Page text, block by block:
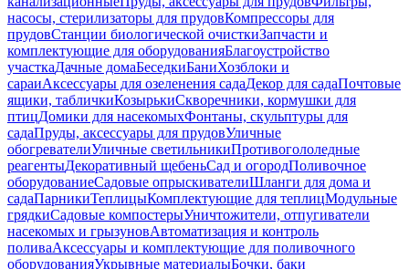
насосы, стерилизаторы для прудовКомпрессоры для
прудовСтанции биологической очисткиЗапчасти и
комплектующие для оборудованияБлагоустройство
участкаДачные домаБеседкиБаниХозблоки и
сараиАксессуары для озеленения садаДекор для садаПочтовые
ящики, табличкиКозырькиСкворечники, кормушки для
птицДомики для насекомыхФонтаны, скульптуры для
садаПруды, аксессуары для прудовУличные
обогревателиУличные светильникиПротивогололедные
реагентыДекоративный щебеньСад и огородПоливочное
оборудованиеСадовые опрыскивателиШланги для дома и
садаПарникиТеплицыКомплектующие для теплицМодульные
грядкиСадовые компостерыУничтожители, отпугиватели
насекомых и грызуновАвтоматизация и контроль
поливаАксессуары и комплектующие для поливочного
оборудованияУкрывные материалыБочки, баки